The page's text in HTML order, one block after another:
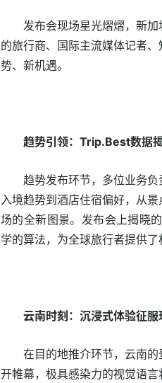
发布会现场星光熠熠，新
的旅行商、国际主流媒体记者
势、新机遇。
趋势引领：Trip.Best数据
趋势发布环节，多位业务
入境趋势到酒店住宿偏好，从
场的全新图景。发布会上揭晓
学的算法，为全球旅行者提供了
云南时刻：沉浸式体验征服
在目的地推介环节，云南
开帷幕，极具感染力的视觉语